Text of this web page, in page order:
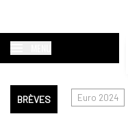
BRÈVES Euro 2024